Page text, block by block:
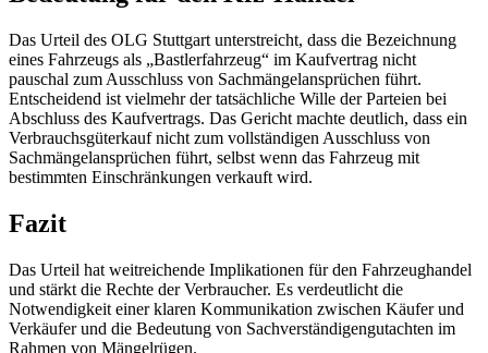
Das Urteil des OLG Stuttgart unterstreicht, dass die Bezeichnung
eines Fahrzeugs als „Bastlerfahrzeug“ im Kaufvertrag nicht
pauschal zum Ausschluss von Sachmängelansprüchen führt.
Entscheidend ist vielmehr der tatsächliche Wille der Parteien bei
Abschluss des Kaufvertrags. Das Gericht machte deutlich, dass ein
Verbrauchsgüterkauf nicht zum vollständigen Ausschluss von
Sachmängelansprüchen führt, selbst wenn das Fahrzeug mit
bestimmten Einschränkungen verkauft wird.
Fazit
Das Urteil hat weitreichende Implikationen für den Fahrzeughandel
und stärkt die Rechte der Verbraucher. Es verdeutlicht die
Notwendigkeit einer klaren Kommunikation zwischen Käufer und
Verkäufer und die Bedeutung von Sachverständigengutachten im
Rahmen von Mängelrügen.